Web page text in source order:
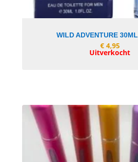
In
WILD ADVENTURE
€4,95
Uitverkocht